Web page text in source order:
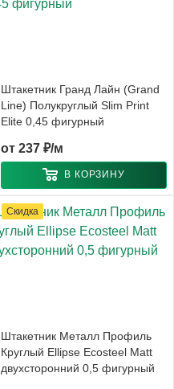
Штакетник Гранд Лайн (Grand
Line) Полукруглый Slim Print
Elite 0,45 фигурный
от 237 ₽/м
В КОРЗИНУ
Скидка
Штакетник Металл Профиль
Круглый Ellipse Ecosteel Matt
двухсторонний 0,5 фигурный